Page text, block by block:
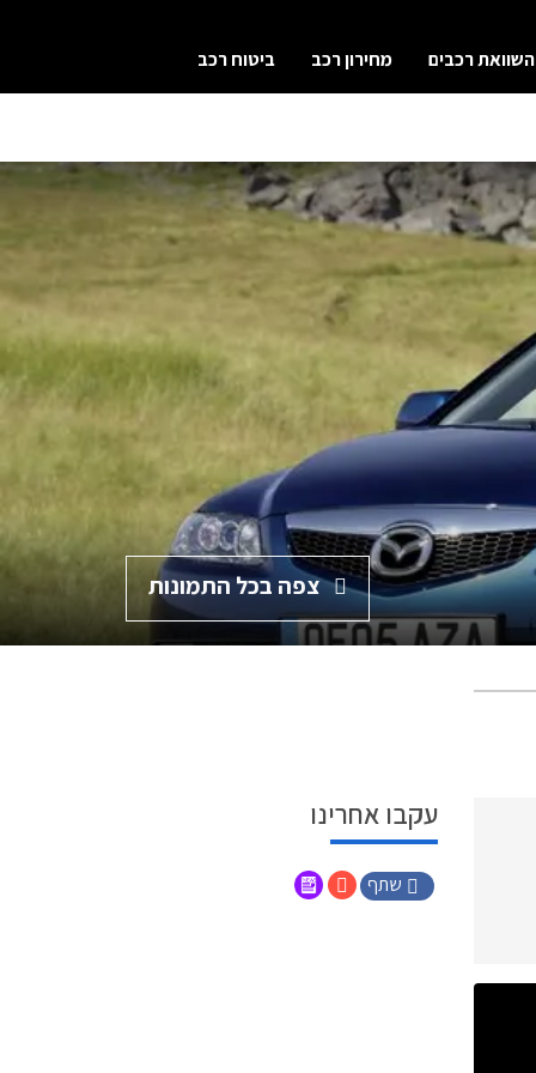
השוואת רכבים מחירון רכב ביטוח רכב
צפה בכל התמונות
עקבו אחרינו
שתף